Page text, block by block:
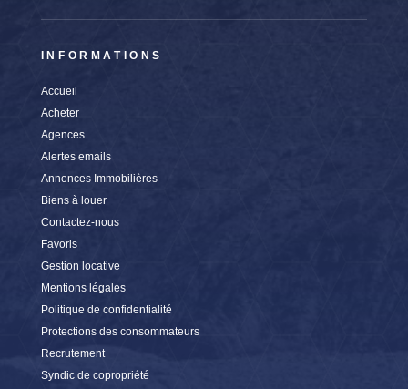
INFORMATIONS
Accueil
Acheter
Agences
Alertes emails
Annonces Immobilières
Biens à louer
Contactez-nous
Favoris
Gestion locative
Mentions légales
Politique de confidentialité
Protections des consommateurs
Recrutement
Syndic de copropriété